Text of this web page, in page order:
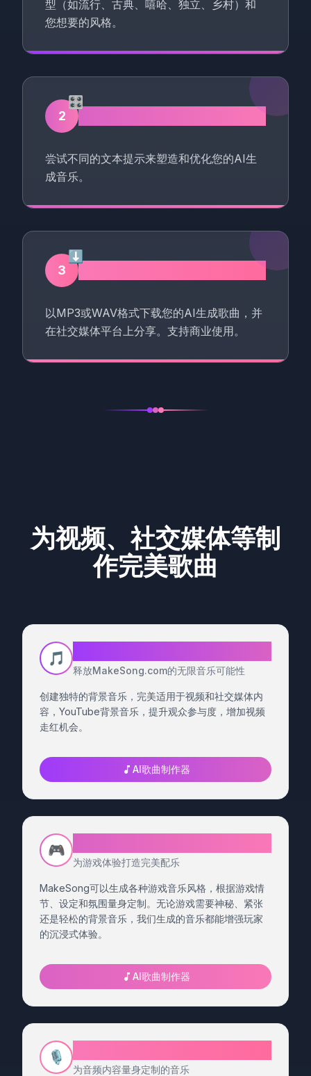
型（如流行、古典、嘻哈、独立、乡村）和
您想要的风格。
2
🎛️
尝试不同的文本提示来塑造和优化您的AI生
成音乐。
3
⬇️
以MP3或WAV格式下载您的AI生成歌曲，并
在社交媒体平台上分享。支持商业使用。
为视频、社交媒体等制
作完美歌曲
🎵
释放MakeSong.com的无限音乐可能性
创建独特的背景音乐，完美适用于视频和社交媒体内
容，YouTube背景音乐，提升观众参与度，增加视频
走红机会。
AI歌曲制作器
🎮
为游戏体验打造完美配乐
MakeSong可以生成各种游戏音乐风格，根据游戏情
节、设定和氛围量身定制。无论游戏需要神秘、紧张
还是轻松的背景音乐，我们生成的音乐都能增强玩家
的沉浸式体验。
AI歌曲制作器
🎙️
为音频内容量身定制的音乐